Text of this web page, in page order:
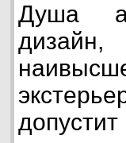
Душа
дизайн,